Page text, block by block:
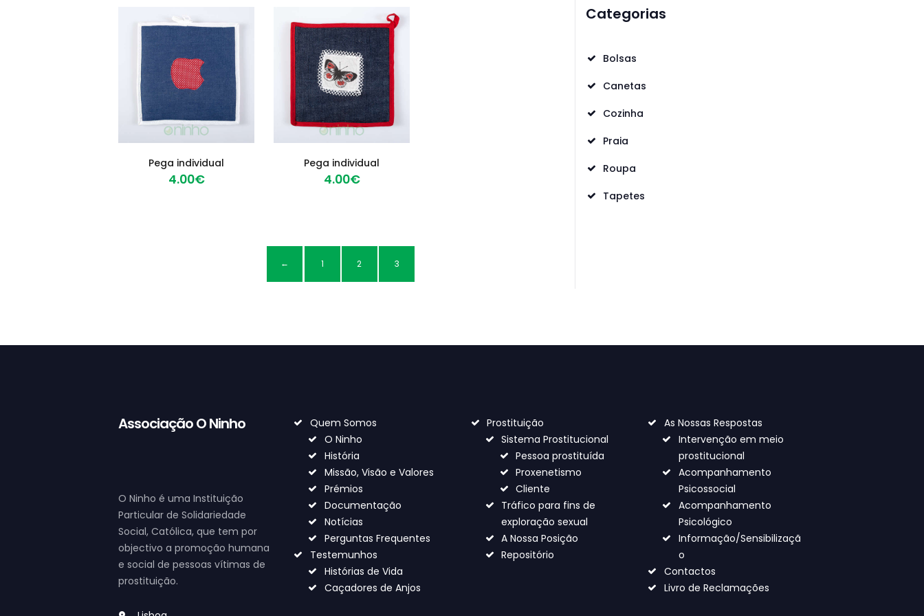
Pega individual
400€
Pega individual
400€
← 1 2 3
Categorias
Bolsas
Canetas
Cozinha
Praia
Roupa
Tapetes
Associação O Ninho
O Ninho é uma Instituição
Particular de Solidariedade
Social, Católica, que tem por
objectivo a promoção humana
e social de pessoas vítimas de
prostituição.
Quem Somos
O Ninho
História
Missão, Visão e Valores
Prémios
Documentação
Notícias
Perguntas Frequentes
Testemunhos
Histórias de Vida
Caçadores de Anjos
Prostituição
Sistema Prostitucional
Pessoa prostituída
Proxenetismo
Cliente
Tráfico para fins de
exploração sexual
A Nossa Posição
Repositório
As Nossas Respostas
Intervenção em meio
prostitucional
Acompanhamento
Psicossocial
Acompanhamento
Psicológico
Informação/Sensibilizaçã
o
Contactos
Livro de Reclamações